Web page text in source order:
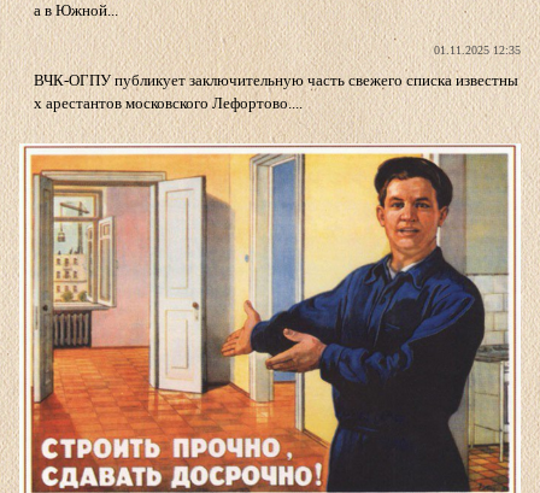
а в Южной...
01.11.2025 12:35
ВЧК-ОГПУ публикует заключительную часть свежего списка известны
х арестантов московского Лефортово....